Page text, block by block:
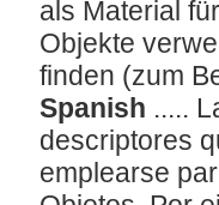
als Material
Objekte
finden (zum
Spanish .....
descriptores
emplearse